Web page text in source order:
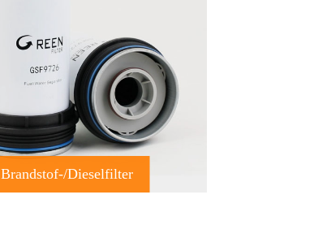
Brandstof-/dieselfilter